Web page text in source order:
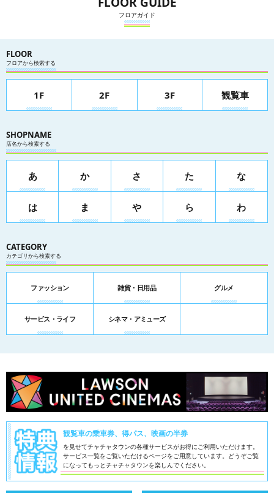
フロアガイド
フロアから検索する
FLOOR
1F 2F 3F 観覧車
店名から検索する
SHOPNAME
あ か さ た な
は ま や ら わ
カテゴリから検索する
CATEGORY
ファッション 雑貨・日用品 グルメ
サービス・ライフ シネマ・アミューズ
観覧車の乗車券、得パス、映画の半券
を見せてチャチャタウンの各種サービスがお得にご利用いただけます。
サービス一覧をご覧いただけるページをご用意しています。 どうぞご覧
になってもっとチャチャタウンを楽しんでください。